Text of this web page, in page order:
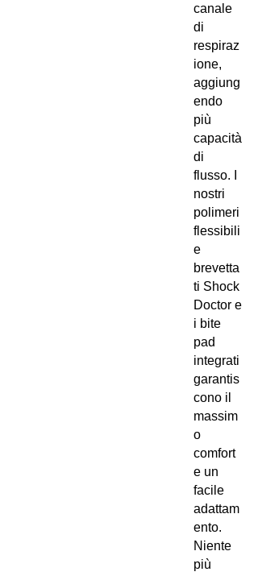
canale
di
respiraz
ione,
aggiung
endo
più
capacità
di
flusso. I
nostri
polimeri
flessibili
e
brevetta
ti Shock
Doctor e
i bite
pad
integrati
garantis
cono il
massim
o
comfort
e un
facile
adattam
ento.
Niente
più